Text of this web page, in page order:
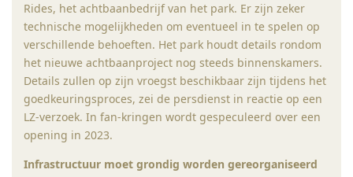
Rides, het achtbaanbedrijf van het park. Er zijn zeker
technische mogelijkheden om eventueel in te spelen op
verschillende behoeften. Het park houdt details rondom
het nieuwe achtbaanproject nog steeds binnenskamers.
Details zullen op zijn vroegst beschikbaar zijn tijdens het
goedkeuringsproces, zei de persdienst in reactie op een
LZ-verzoek. In fan-kringen wordt gespeculeerd over een
opening in 2023.
Infrastructuur moet grondig worden gereorganiseerd